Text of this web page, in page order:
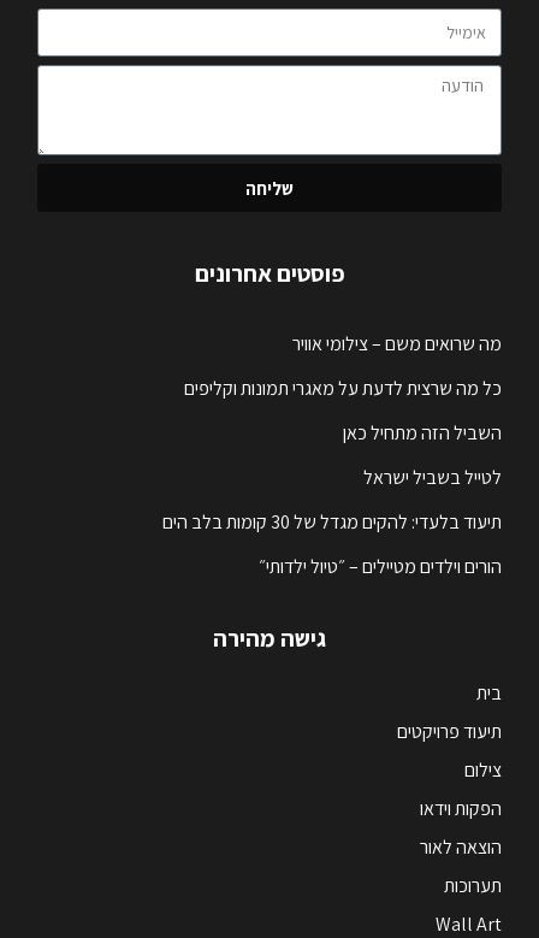
שליחה
פוסטים אחרונים
מה שרואים משם – צילומי אוויר
כל מה שרצית לדעת על מאגרי תמונות וקליפים
השביל הזה מתחיל כאן
לטייל בשביל ישראל
תיעוד בלעדי: להקים מגדל של 30 קומות בלב הים
הורים וילדים מטיילים – ״טיול ילדותי״
גישה מהירה
בית
תיעוד פרויקטים
צילום
הפקות וידאו
הוצאה לאור
תערוכות
Wall Art